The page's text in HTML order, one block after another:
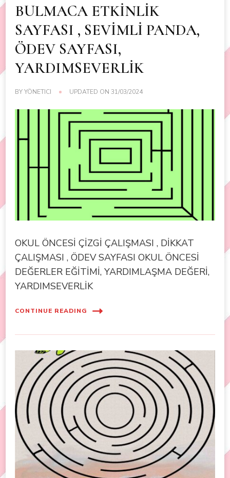
BULMACA ETKİNLİK
SAYFASI , SEVİMLİ PANDA,
ÖDEV SAYFASI,
YARDIMSEVERLİK
BYYÖNETICI UPDATED ON 31/03/2024
OKUL ÖNCESİ ÇİZGİ ÇALIŞMASI , DİKKAT
ÇALIŞMASI , ÖDEV SAYFASI OKUL ÖNCESİ
DEĞERLER EĞİTİMİ, YARDIMLAŞMA DEĞERİ,
YARDIMSEVERLİK
CONTINUE READING